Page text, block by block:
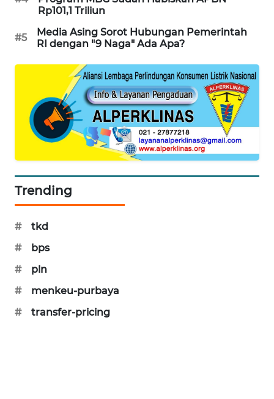
Rp101,1 Triliun
#5
Media Asing Sorot Hubungan Pemerintah
RI dengan "9 Naga" Ada Apa?
Trending
#
tkd
#
bps
#
pln
#
menkeu-purbaya
#
transfer-pricing
NEWS
FISUELRI
ID
NEWS
CILEUNGSI
NEWS
BERKAT
NEWS
NEWS
ANUGERAH
AKHLAK